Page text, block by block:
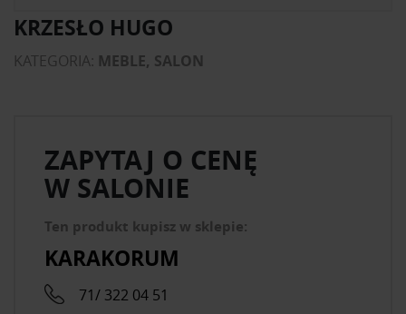
KRZESŁO HUGO
KATEGORIA: MEBLE, SALON
ZAPYTAJ O CENĘ
W SALONIE
Ten produkt kupisz w sklepie:
KARAKORUM
71/ 322 04 51